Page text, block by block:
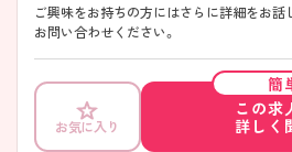
ご興味をお持ちの方にはさらに詳細をお話
お問い合わせください。
お気に入り
簡
この求
詳しく